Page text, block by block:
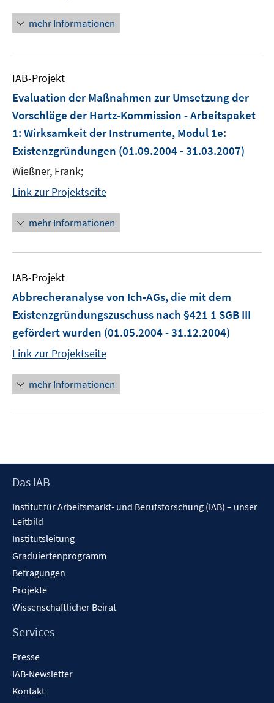
mehr Informationen
IAB-Projekt
Evaluation der Maßnahmen zur Umsetzung der
Vorschläge der Hartz-Kommission - Arbeitspaket
1: Wirksamkeit der Instrumente, Modul 1e:
Existenzgründungen (01.09.2004 - 31.03.2007)
Wießner, Frank;
Link zur Projektseite
mehr Informationen
IAB-Projekt
Abbrecheranalyse von Ich-AGs, die mit dem
Existenzgründungszuschuss nach §421 1 SGB III
gefördert wurden (01.05.2004 - 31.12.2004)
Link zur Projektseite
mehr Informationen
Footer
Das IAB
Institut für Arbeitsmarkt- und Berufsforschung (IAB) – unser
Leitbild
Institutsleitung
Graduiertenprogramm
Befragungen
Projekte
Wissenschaftlicher Beirat
Services
Presse
IAB-Newsletter
Kontakt